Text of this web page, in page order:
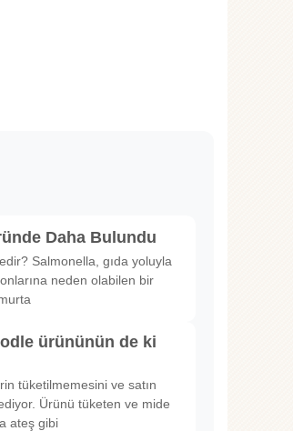
Daha Bulundu
Salmonella, gıda yoluyla
neden olabilen bir
ürününün de ki
tüketilmemesini ve satın
Ürünü tüketen ve mide
ateş gibi